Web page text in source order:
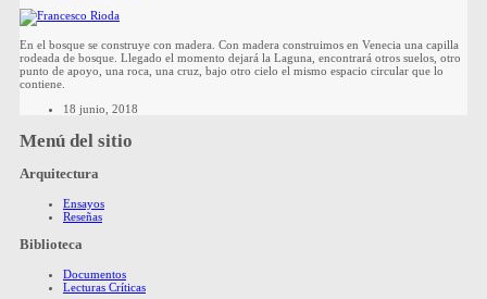
En el bosque se construye con madera. Con madera construimos en Venecia una capilla
rodeada de bosque. Llegado el momento dejará la Laguna, encontrará otros suelos, otro
punto de apoyo, una roca, una cruz, bajo otro cielo el mismo espacio circular que lo
contiene.
18 junio, 2018
Menú del sitio
Arquitectura
Ensayos
Reseñas
Biblioteca
Documentos
Lecturas Críticas